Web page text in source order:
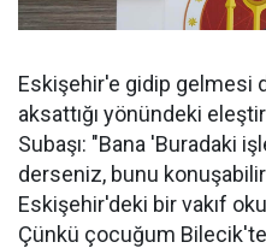
Eskişehir'e gidip gelmesi
aksattığı yönündeki
Subaşı: "Bana 'Buradaki
derseniz, bunu
Eskişehir'deki bir vakıf
Çünkü çocuğum